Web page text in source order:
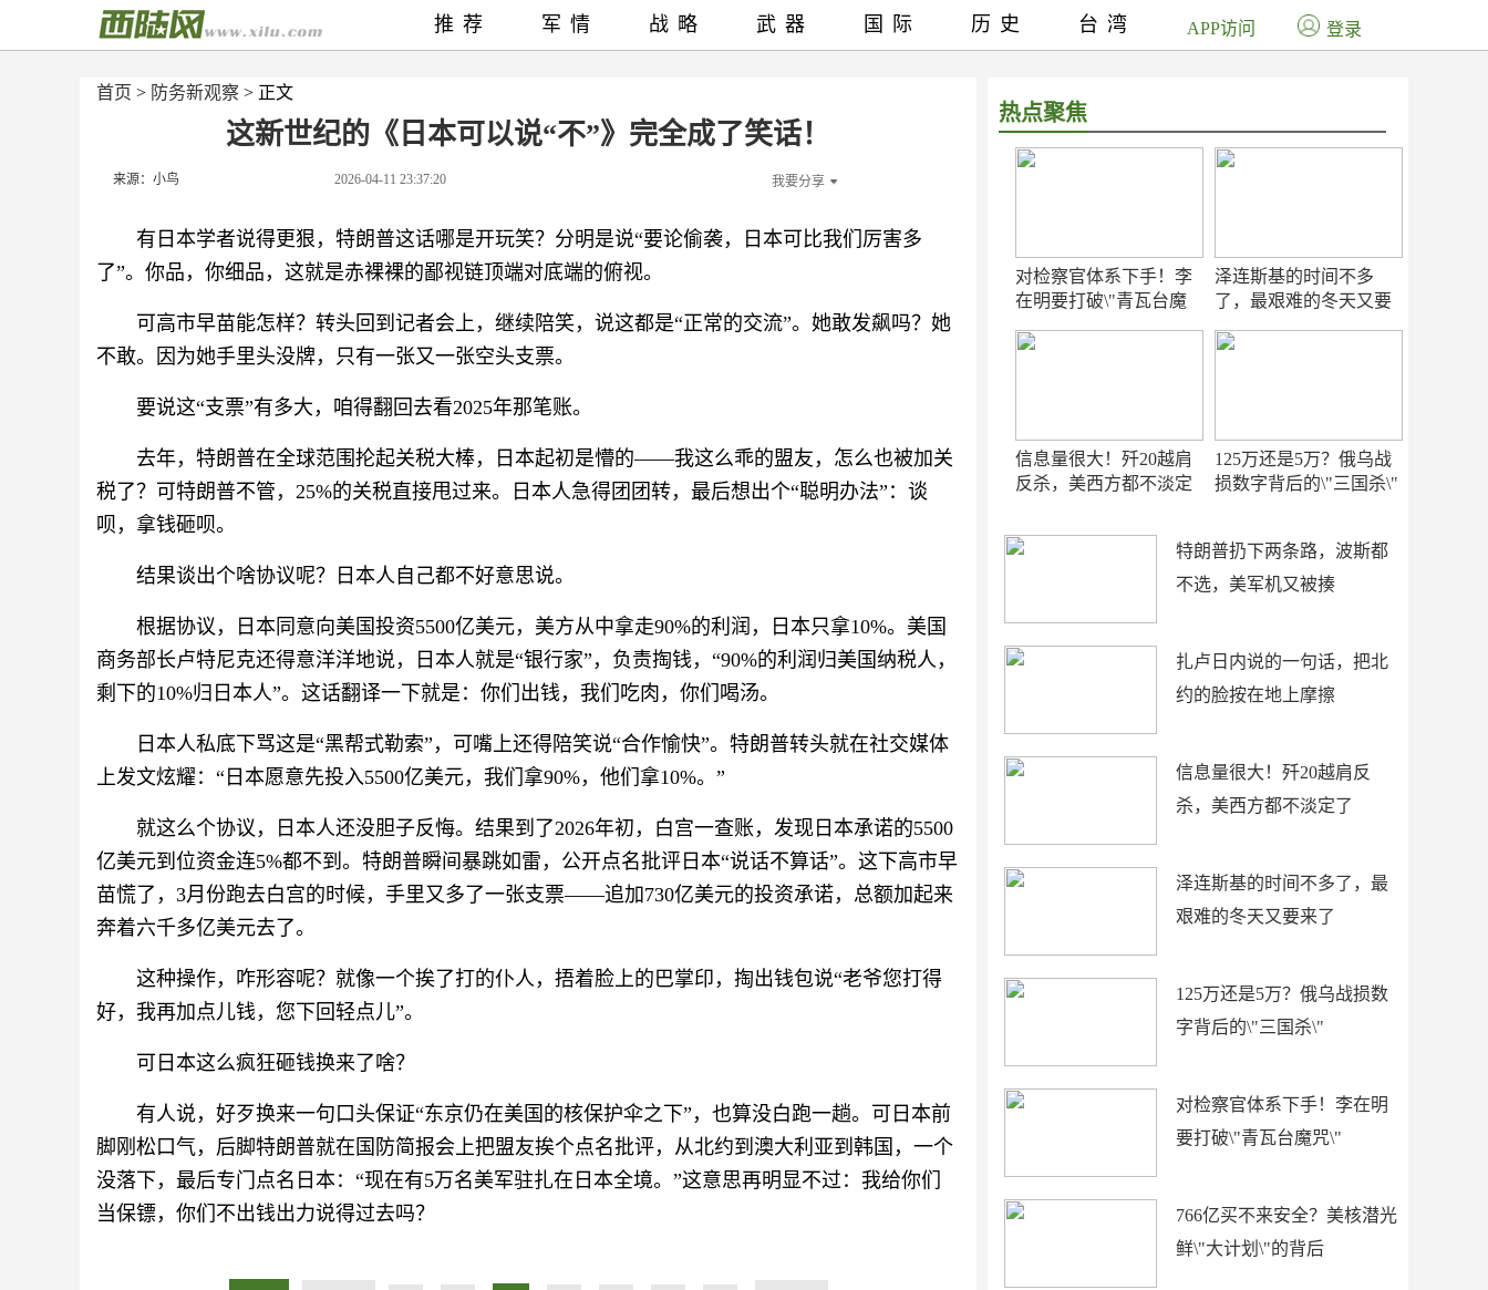
首页 > 防务新观察 > 正文
这新世纪的《日本可以说“不”》完全成了笑话！
来源：小鸟 2026-04-11 23:37:20 我要分享
有日本学者说得更狠，特朗普这话哪是开玩笑？分明是说“要论偷袭，日本可比我们厉害多
了”。你品，你细品，这就是赤裸裸的鄙视链顶端对底端的俯视。
可高市早苗能怎样？转头回到记者会上，继续陪笑，说这都是“正常的交流”。她敢发飙吗？她
不敢。因为她手里头没牌，只有一张又一张空头支票。
要说这“支票”有多大，咱得翻回去看2025年那笔账。
去年，特朗普在全球范围抡起关税大棒，日本起初是懵的——我这么乖的盟友，怎么也被加关
税了？可特朗普不管，25%的关税直接甩过来。日本人急得团团转，最后想出个“聪明办法”：谈
呗，拿钱砸呗。
结果谈出个啥协议呢？日本人自己都不好意思说。
根据协议，日本同意向美国投资5500亿美元，美方从中拿走90%的利润，日本只拿10%。美国
商务部长卢特尼克还得意洋洋地说，日本人就是“银行家”，负责掏钱，“90%的利润归美国纳税人，
剩下的10%归日本人”。这话翻译一下就是：你们出钱，我们吃肉，你们喝汤。
日本人私底下骂这是“黑帮式勒索”，可嘴上还得陪笑说“合作愉快”。特朗普转头就在社交媒体
上发文炫耀：“日本愿意先投入5500亿美元，我们拿90%，他们拿10%。”
就这么个协议，日本人还没胆子反悔。结果到了2026年初，白宫一查账，发现日本承诺的5500
亿美元到位资金连5%都不到。特朗普瞬间暴跳如雷，公开点名批评日本“说话不算话”。这下高市早
苗慌了，3月份跑去白宫的时候，手里又多了一张支票——追加730亿美元的投资承诺，总额加起来
奔着六千多亿美元去了。
这种操作，咋形容呢？就像一个挨了打的仆人，捂着脸上的巴掌印，掏出钱包说“老爷您打得
好，我再加点儿钱，您下回轻点儿”。
可日本这么疯狂砸钱换来了啥？
有人说，好歹换来一句口头保证“东京仍在美国的核保护伞之下”，也算没白跑一趟。可日本前
脚刚松口气，后脚特朗普就在国防简报会上把盟友挨个点名批评，从北约到澳大利亚到韩国，一个
没落下，最后专门点名日本：“现在有5万名美军驻扎在日本全境。”这意思再明显不过：我给你们
当保镖，你们不出钱出力说得过去吗？
热点聚焦
对检察官体系下手！李
在明要打破\"青瓦台魔
泽连斯基的时间不多
了，最艰难的冬天又要
信息量很大！歼20越肩
反杀，美西方都不淡定
125万还是5万？俄乌战
损数字背后的\"三国杀\"
特朗普扔下两条路，波斯都
不选，美军机又被揍
扎卢日内说的一句话，把北
约的脸按在地上摩擦
信息量很大！歼20越肩反
杀，美西方都不淡定了
泽连斯基的时间不多了，最
艰难的冬天又要来了
125万还是5万？俄乌战损数
字背后的\"三国杀\"
对检察官体系下手！李在明
要打破\"青瓦台魔咒\"
766亿买不来安全？美核潜光
鲜\"大计划\"的背后
推荐 军情 战略 武器 国际 历史 台湾 APP访问 登录